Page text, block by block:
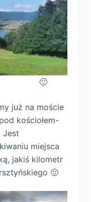
już na moście
kościołem-
Jest
miejsca
jakiś kilometr
🙂